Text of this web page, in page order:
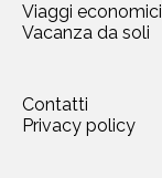
Viaggi economici
Vacanza da soli
Contatti
Privacy policy